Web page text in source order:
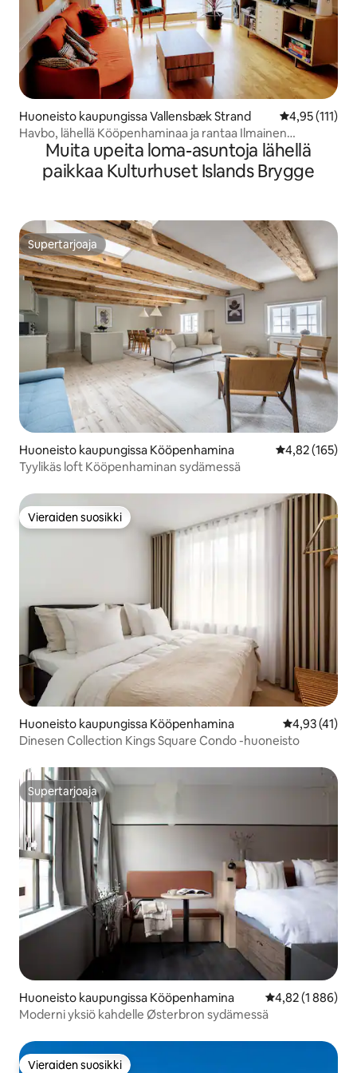
Huoneisto kaupungissa Vallensbæk Strand
4,95 (111)
Havbo, lähellä Kööpenhaminaa ja rantaa Ilmainen
pysäköinti
Muita upeita loma-asuntoja lähellä
paikkaa Kulturhuset Islands Brygge
Supertarjoaja
Supertarjoaja
Huoneisto kaupungissa Kööpenhamina
4,82 (165)
Tyylikäs loft Kööpenhaminan sydämessä
Vieraiden suosikki
Vieraiden suosikki
Huoneisto kaupungissa Kööpenhamina
4,93 (41)
Dinesen Collection Kings Square Condo -huoneisto
Supertarjoaja
Supertarjoaja
Huoneisto kaupungissa Kööpenhamina Keskimääräinen
4,82 (1 886)
Moderni yksiö kahdelle Østerbron sydämessä
Vieraiden suosikki